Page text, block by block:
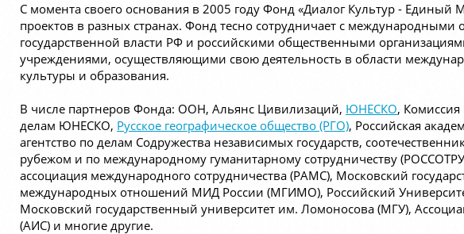
С момента своего основания в 2005 году Фонд «Диалог Культур - Единый
проектов в разных странах. Фонд тесно сотрудничает с международными
государственной власти РФ и российскими общественными
учреждениями, осуществляющими свою деятельность в области
культуры и образования.
В числе партнеров Фонда: ООН, Альянс Цивилизаций, ЮНЕСКО,
делам ЮНЕСКО, Русское географическое общество (РГО), Российская
агентство по делам Содружества независимых государств,
рубежом и по международному гуманитарному сотрудничеству
ассоциация международного сотрудничества (РАМС), Московский
международных отношений МИД России (МГИМО), Российский
Московский государственный университет им. Ломоносова (МГУ),
(АИС) и многие другие.